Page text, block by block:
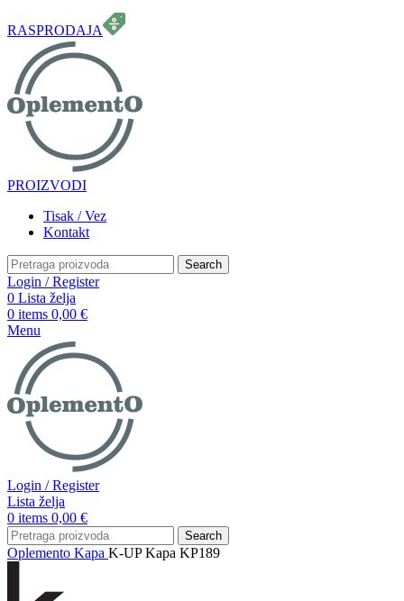
RASPRODAJA
PROIZVODI
Tisak / Vez
Kontakt
Search
Login / Register
0 Lista želja
0 items 0,00 €
Menu
Login / Register
Lista želja
0 items 0,00 €
Search
Oplemento Kapa K-UP Kapa KP189